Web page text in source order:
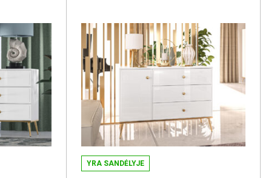
YRA SANDĖLYJE